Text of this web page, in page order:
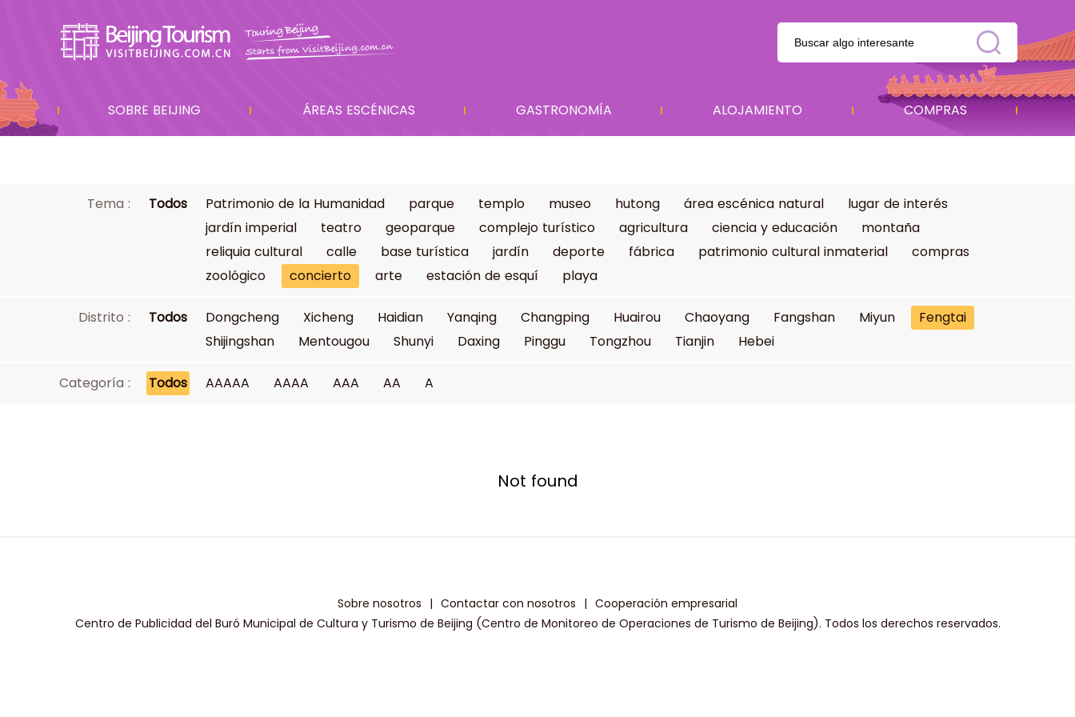
SOBRE BEIJING ÁREAS ESCÉNICAS GASTRONOMÍA ALOJAMIENTO COMPRAS
Tema : Todos Patrimonio de la Humanidad parque templo museo hutong área escénica natural
lugar de interés
jardín imperial
teatro geoparque complejo turístico agricultura ciencia y educación
montaña
reliquia cultural
calle base turística jardín deporte fábrica patrimonio cultural inmaterial
compras
zoológico
concierto arte estación de esquí playa
Distrito : Todos Dongcheng Xicheng Haidian Yanqing Changping Huairou Chaoyang Fangshan Miyun
Fengtai
Shijingshan
Mentougou Shunyi Daxing Pinggu Tongzhou Tianjin Hebei
Categoría : Todos AAAAA AAAA AAA AA A
Not found
Sobre nosotros | Contactar con nosotros | Cooperación empresarial
Centro de Publicidad del Buró Municipal de Cultura y Turismo de Beijing (Centro de Monitoreo de Operaciones de Turismo de Beijing). Todos los derechos reservados.